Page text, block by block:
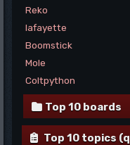
Reko
lafayette
Boomstick
Mole
Coltpython
Top 10 boards
Top 10 topics